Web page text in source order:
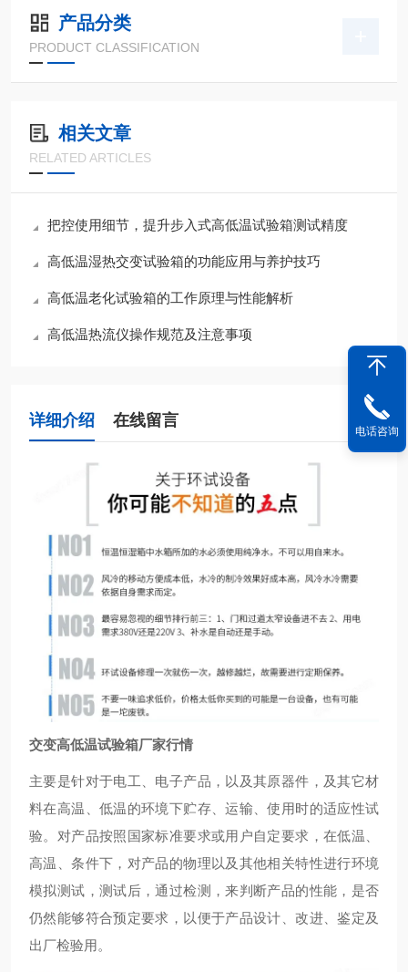
产品分类
PRODUCT CLASSIFICATION
相关文章
RELATED ARTICLES
把控使用细节，提升步入式高低温试验箱测试精度
高低温湿热交变试验箱的功能应用与养护技巧
高低温老化试验箱的工作原理与性能解析
高低温热流仪操作规范及注意事项
详细介绍 在线留言
交变高低温试验箱厂家行情
主要是针对于电工、电子产品，以及其原器件，及其它材
料在高温、低温的环境下贮存、运输、使用时的适应性试
验。对产品按照国家标准要求或用户自定要求，在低温、
高温、条件下，对产品的物理以及其他相关特性进行环境
模拟测试，测试后，通过检测，来判断产品的性能，是否
仍然能够符合预定要求，以便于产品设计、改进、鉴定及
出厂检验用。
电话咨询